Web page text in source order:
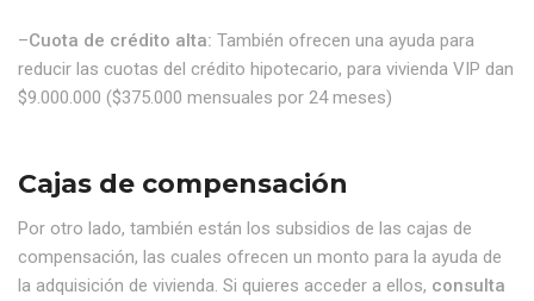
–Cuota de crédito alta: También ofrecen una ayuda para
reducir las cuotas del crédito hipotecario, para vivienda VIP dan
$9.000.000 ($375.000 mensuales por 24 meses)
Cajas de compensación
Por otro lado, también están los subsidios de las cajas de
compensación, las cuales ofrecen un monto para la ayuda de
la adquisición de vivienda. Si quieres acceder a ellos, consulta